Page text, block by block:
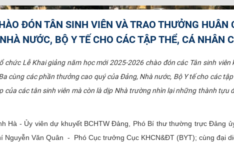
ĐÓN TÂN SINH VIÊN VÀ TRAO THƯỞNG HUÂN
NƯỚC, BỘ Y TẾ CHO CÁC TẬP THỂ, CÁ NHÂN
Lễ Khai giảng năm học mới 2025-2026 chào đón các Tân sinh
cùng các phần thưởng cao quý của Đảng, Nhà nước, Bộ Y tế cho các
các tân sinh viên mà còn là dịp Nhà trường nhìn lại những thành tựu
Hà - Ủy viên dự khuyết BCHTW Đảng, Phó Bí thư thường trực Đảng
Văn Quân - Phó Cục trưởng Cục KHCN&ĐT (BYT); cùng đại